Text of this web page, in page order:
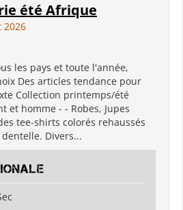
été Afrique
2026
les pays et toute l'année,
Des articles tendance pour
Collection printemps/été
et homme - - Robes, Jupes
tee-shirts colorés rehaussés
Divers...